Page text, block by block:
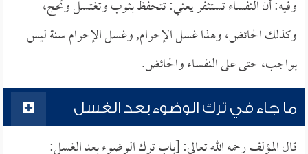
وفيه: أن النفساء تستثفر يعني: تتحفظ بثوب وتغتسل وتحج،
وكذلك الحائض، وهذا غسل الإحرام, وغسل الإحرام سنة ليس
بواجب، حتى على النفساء والحائض.
ما جاء في ترك الوضوء بعد الغسل
قال المؤلف رحمه الله تعالى: [باب ترك الوضوء بعد الغسل: